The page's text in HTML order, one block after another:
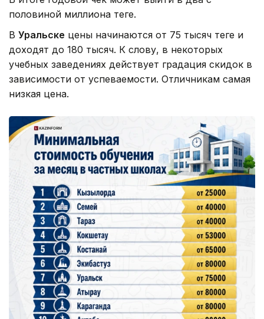
половиной миллиона теңге.
В Уральске цены начинаются от 75 тысяч теңге и
доходят до 180 тысяч. К слову, в некоторых
учебных заведениях действует градация скидок в
зависимости от успеваемости. Отличникам самая
низкая цена.